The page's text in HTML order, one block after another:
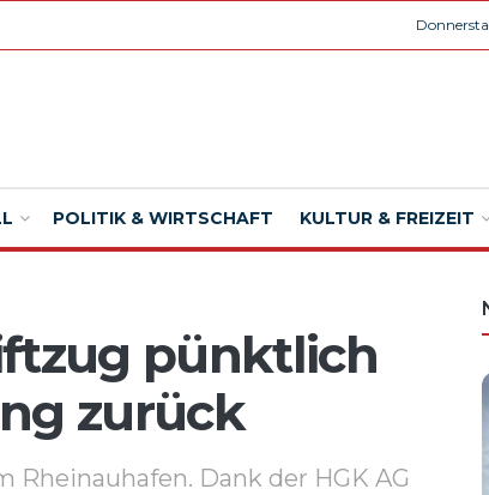
POLITIK & WIRTSCHAFT KULTUR & FREIZEIT
pünktlich
zurück
Dank der HGK AG